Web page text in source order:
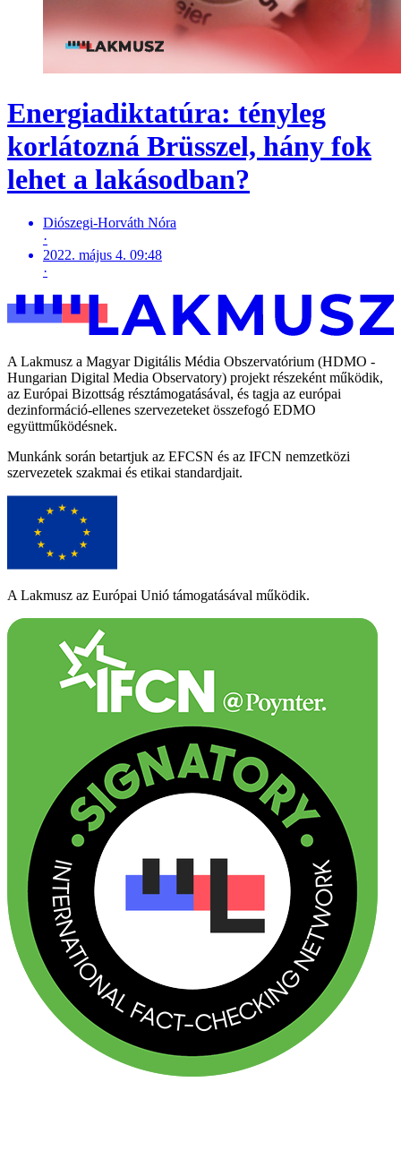
Energiadiktatúra: tényleg
korlátozná Brüsszel, hány fok
lehet a lakásodban?
Diószegi-Horváth Nóra
·
2022. május 4. 09:48
·
A Lakmusz a Magyar Digitális Média Obszervatórium (HDMO -
Hungarian Digital Media Observatory) projekt részeként működik,
az Európai Bizottság résztámogatásával, és tagja az európai
dezinformáció-ellenes szervezeteket összefogó EDMO
együttműködésnek.
Munkánk során betartjuk az EFCSN és az IFCN nemzetközi
szervezetek szakmai és etikai standardjait.
A Lakmusz az Európai Unió támogatásával működik.